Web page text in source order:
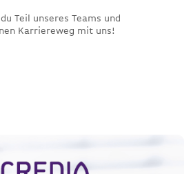
Teil unseres Teams und
Karriereweg mit uns!